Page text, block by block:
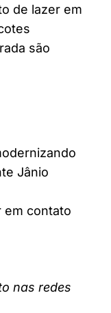
de lazer em
são
Jânio
em contato
nas redes